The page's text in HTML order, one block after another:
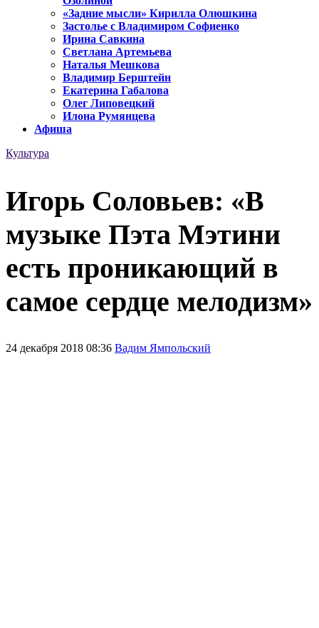
«Задние мысли» Кирилла Олюшкина
Застолье с Владимиром Софиенко
Ирина Савкина
Светлана Артемьева
Наталья Мешкова
Владимир Берштейн
Екатерина Габалова
Олег Липовецкий
Илона Румянцева
Афиша
Культура
Игорь Соловьев: «В
музыке Пэта Мэтини
есть проникающий в
самое сердце мелодизм»
24 декабря 2018 08:36 Вадим Ямпольский